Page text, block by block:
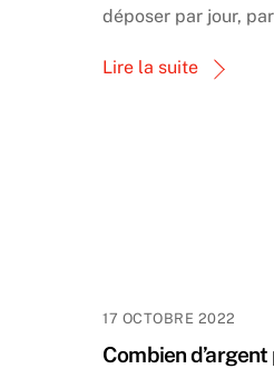
déposer par jour,
Lire la suite
17 OCTOBRE 2022
Combien